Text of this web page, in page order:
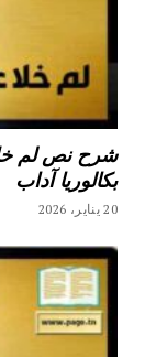
شرح نص لم
بكالوريا آداب
20 يناير، 2026